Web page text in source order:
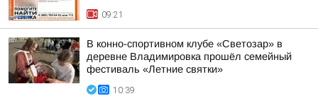
09:21
В конно-спортивном клубе «Светозар» в
деревне Владимировка прошёл семейный
фестиваль «Летние святки»
10:39